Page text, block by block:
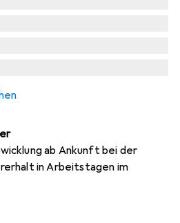
ab Ankunft bei der
in Arbeitstagen im